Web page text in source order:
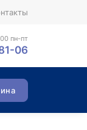
пн-пт
06